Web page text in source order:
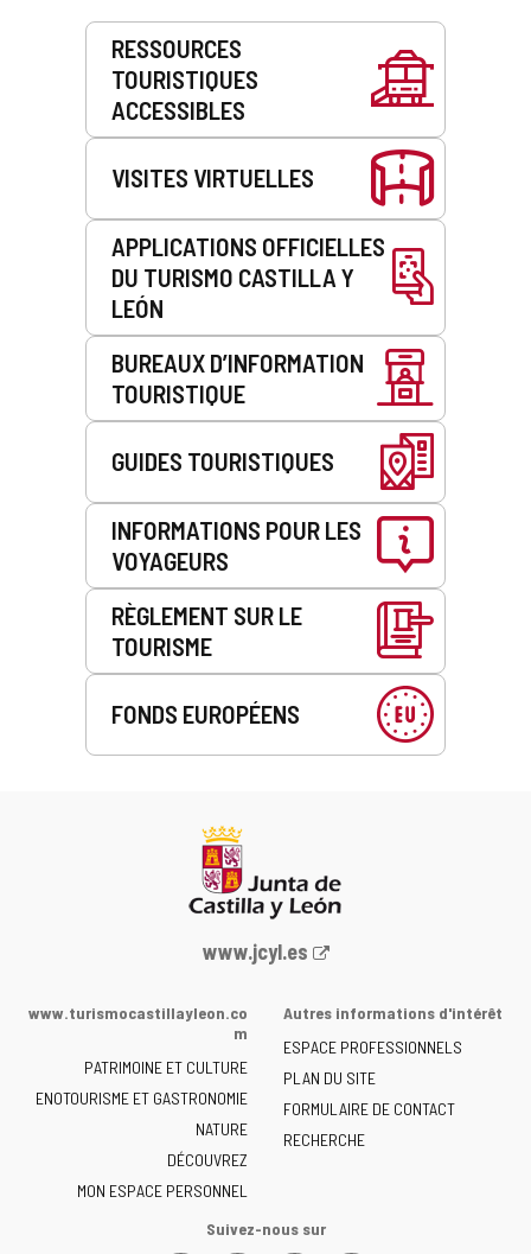
Prestations
RESSOURCES
TOURISTIQUES
ACCESSIBLES
VISITES VIRTUELLES
APPLICATIONS OFFICIELLES
DU TURISMO CASTILLA Y
LEÓN
BUREAUX D’INFORMATION
TOURISTIQUE
GUIDES TOURISTIQUES
INFORMATIONS POUR LES
VOYAGEURS
RÈGLEMENT SUR LE
TOURISME
FONDS EUROPÉENS
Portail
la
de
Castilla
y
León
-
www.jcyl.es
www.turismocastillayleon.co
m
PATRIMOINE ET CULTURE
ENOTOURISME ET GASTRONOMIE
NATURE
DÉCOUVREZ
MON ESPACE PERSONNEL
Autres informations d'intérêt
ESPACE PROFESSIONNELS
PLAN DU SITE
FORMULAIRE DE CONTACT
RECHERCHE
Suivez-nous sur